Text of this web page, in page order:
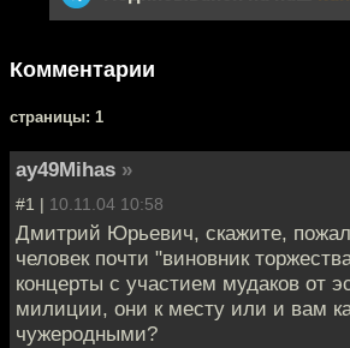
Комментарии
cтраницы: 1
ay49Mihas »
#1 | 10.11.04 10:58
Дмитрий Юрьевич, скажите,
человек почти "виновник
концерты с участием мудаков от
милиции, они к месту или и вам
чужеродными?